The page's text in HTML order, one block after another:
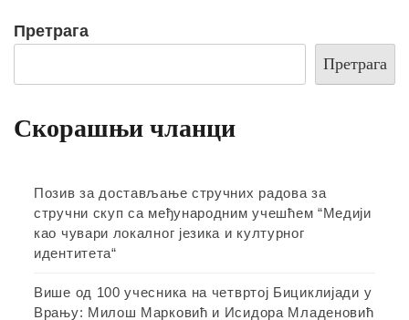
Претрага
Претрага
Скорашњи чланци
Позив за достављање стручних радова за
стручни скуп са међународним учешћем “Медији
као чувари локалног језика и културног
идентитета“
Више од 100 учесника на четвртој Бициклијади у
Врању: Милош Марковић и Исидора Младеновић